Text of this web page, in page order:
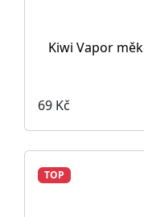
Kiwi Vapor
69 Kč
TOP